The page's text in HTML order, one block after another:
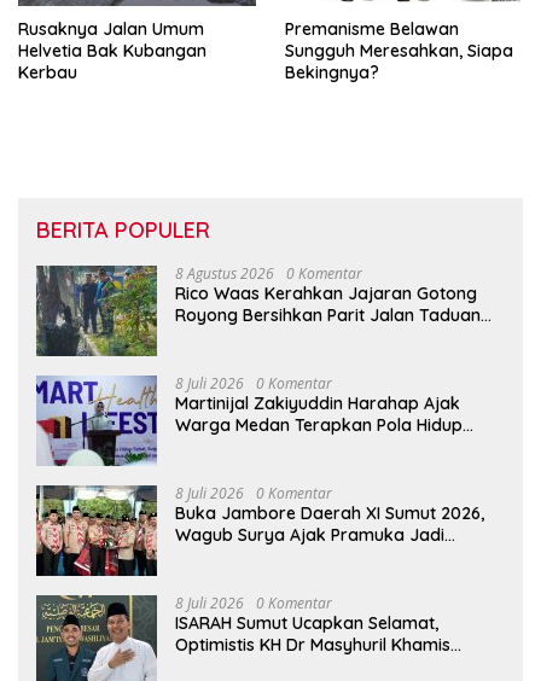
Rusaknya Jalan Umum
Helvetia Bak Kubangan
Kerbau
Premanisme Belawan
Sungguh Meresahkan, Siapa
Bekingnya?
BERITA POPULER
8 Agustus 2026 0 Komentar
Rico Waas Kerahkan Jajaran Gotong
Royong Bersihkan Parit Jalan Taduan
8 Juli 2026 0 Komentar
Martinijal Zakiyuddin Harahap Ajak
Warga Medan Terapkan Pola Hidup
8 Juli 2026 0 Komentar
Buka Jambore Daerah XI Sumut 2026,
Wagub Surya Ajak Pramuka Jadi
8 Juli 2026 0 Komentar
ISARAH Sumut Ucapkan Selamat,
Optimistis KH Dr Masyhuril Khamis